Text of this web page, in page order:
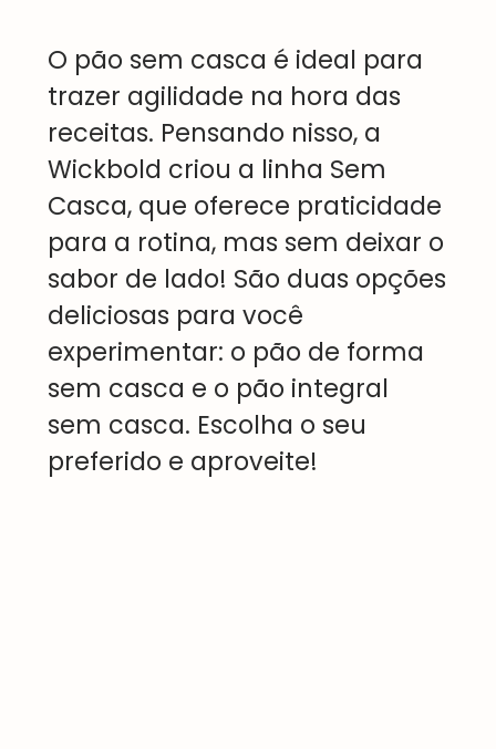
O pão sem casca é ideal para
trazer agilidade na hora das
receitas. Pensando nisso, a
Wickbold criou a linha Sem
Casca, que oferece praticidade
para a rotina, mas sem deixar o
sabor de lado! São duas opções
deliciosas para você
experimentar: o pão de forma
sem casca e o pão integral
sem casca. Escolha o seu
preferido e aproveite!